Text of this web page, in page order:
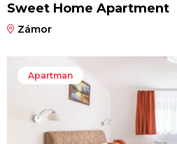
Sweet Home Apartment
Zámor
Apartman